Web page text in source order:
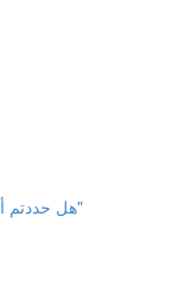
هل حددتم أهدافكم التربوية "ماذا أريد من طفلي؟"